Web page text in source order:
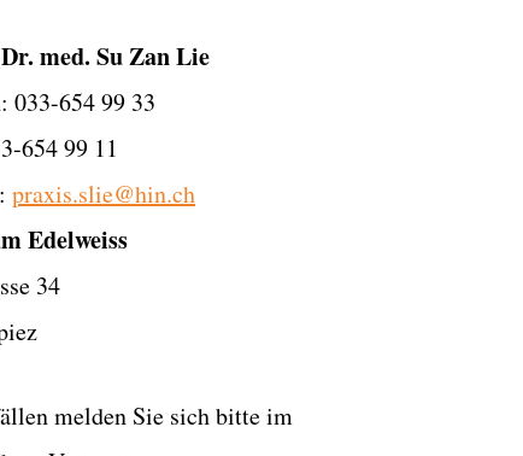
med. Su Zan Lie
033-654 99 33
654 99 11
praxis.slie@hin.ch
Edelweiss
34
melden Sie sich bitte im